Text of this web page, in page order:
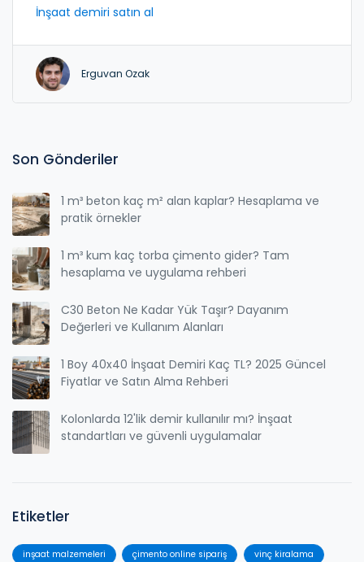
maliyetinizi kontrol altına alın.
İnşaat demiri satın al
Erguvan Ozak
Son Gönderiler
1 m³ beton kaç m² alan kaplar? Hesaplama ve
pratik örnekler
1 m³ kum kaç torba çimento gider? Tam
hesaplama ve uygulama rehberi
C30 Beton Ne Kadar Yük Taşır? Dayanım
Değerleri ve Kullanım Alanları
1 Boy 40x40 İnşaat Demiri Kaç TL? 2025 Güncel
Fiyatlar ve Satın Alma Rehberi
Kolonlarda 12'lik demir kullanılır mı? İnşaat
standartları ve güvenli uygulamalar
Etiketler
inşaat malzemeleri çimento online sipariş vinç kiralama